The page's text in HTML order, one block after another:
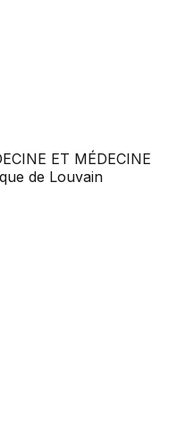
ET MÉDECINE
de Louvain